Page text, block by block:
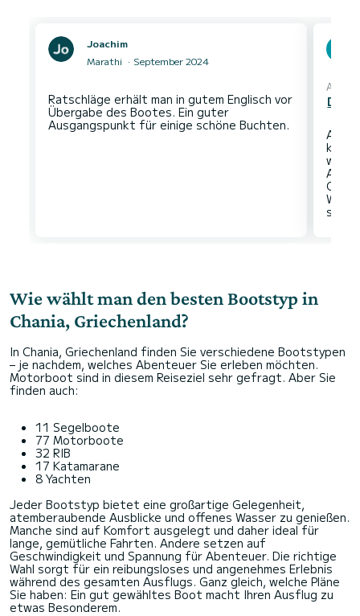
Joachim
Marathi
September 2024
Ratschläge erhält man in gutem Englisch vor
Übergabe des Bootes. Ein guter
Den
kann
Orte,
Wie wählt man den besten Bootstyp in
Chania, Griechenland?
In Chania, Griechenland finden Sie verschiedene Bootstypen
– je nachdem, welches Abenteuer Sie erleben möchten.
Motorboot sind in diesem Reiseziel sehr gefragt. Aber Sie
finden auch:
11 Segelboote
77 Motorboote
32 RIB
17 Katamarane
8 Yachten
Jeder Bootstyp bietet eine großartige Gelegenheit,
atemberaubende Ausblicke und offenes Wasser zu genießen.
Manche sind auf Komfort ausgelegt und daher ideal für
lange, gemütliche Fahrten. Andere setzen auf
Geschwindigkeit und Spannung für Abenteuer. Die richtige
Wahl sorgt für ein reibungsloses und angenehmes Erlebnis
während des gesamten Ausflugs. Ganz gleich, welche Pläne
Sie haben: Ein gut gewähltes Boot macht Ihren Ausflug zu
etwas Besonderem.